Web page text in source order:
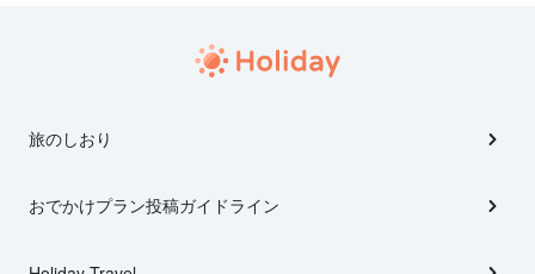
旅のしおり
おでかけプラン投稿ガイドライン